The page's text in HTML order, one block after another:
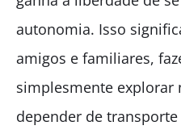
autonomia. Isso
amigos e familiares,
simplesmente explorar
depender de